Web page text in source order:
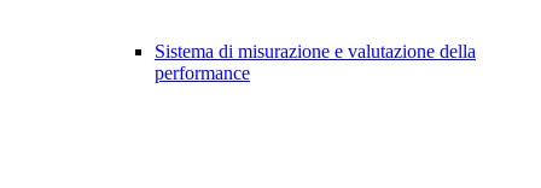
Sistema di misurazione e valutazione della
performance